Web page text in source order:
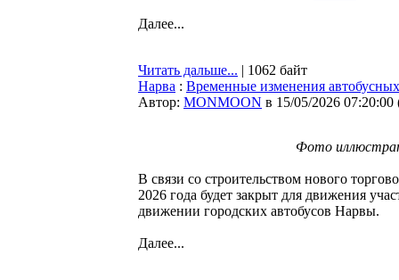
Далее...
Читать дальше... | 1062 байт
Нарва : Временные изменения
Автор: MONMOON в 15/05/2026 07:20:00
Фото
В связи со строительством нового
2026 года будет закрыт для движения
движении городских автобусов Нарвы.
Далее...